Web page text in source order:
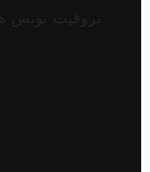
تروفيت تونس